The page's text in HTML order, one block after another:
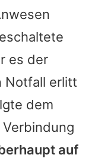
es der
Notfall erlitt
dem
auf